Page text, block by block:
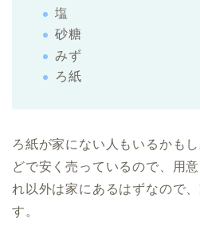
塩
砂糖
みず
ろ紙
ろ紙が家にない人もいるかも
どで安く売っているので、用
れ以外は家にあるはずなので
す。